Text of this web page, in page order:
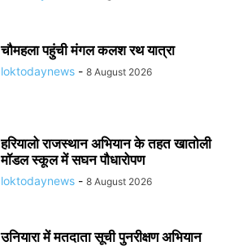
चौमहला पहुंची मंगल कलश रथ यात्रा
loktodaynews - 8 August 2026
हरियालो राजस्थान अभियान के तहत खातोली
मॉडल स्कूल में सघन पौधारोपण
loktodaynews - 8 August 2026
उनियारा में मतदाता सूची पुनरीक्षण अभियान